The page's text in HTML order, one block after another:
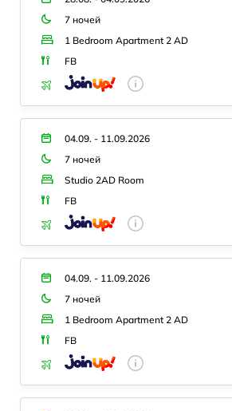
7 ночей
1 Bedroom Apartment 2 AD
FB
04.09. - 11.09.2026
7 ночей
Studio 2AD Room
FB
04.09. - 11.09.2026
7 ночей
1 Bedroom Apartment 2 AD
FB